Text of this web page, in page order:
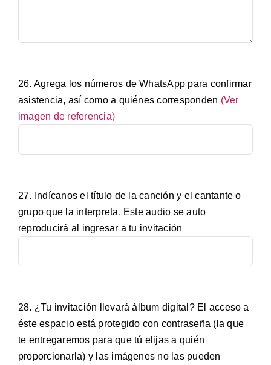
26. Agrega los números de WhatsApp para confirmar
asistencia, así como a quiénes corresponden (Ver
imagen de referencia)
27. Indícanos el título de la canción y el cantante o
grupo que la interpreta. Este audio se auto
reproducirá al ingresar a tu invitación
28. ¿Tu invitación llevará álbum digital? El acceso a
éste espacio está protegido con contraseña (la que
te entregaremos para que tú elijas a quién
proporcionarla) y las imágenes no las pueden